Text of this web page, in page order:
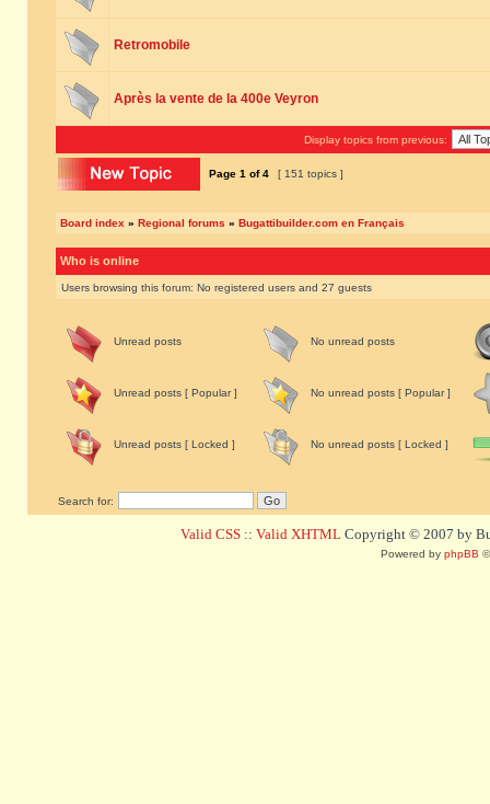
Retromobile
Après la vente de la 400e Veyron
Display topics from previous:
Page 1 of4 [ 151 topics ]
Board index » Regional forums » Bugattibuilder.com en Français
Who is online
Users browsing this forum: No registered users and 27 guests
Unread posts No unread posts
Unread posts [ Popular ] No unread posts [ Popular ]
Unread posts [ Locked ] No unread posts [ Locked ]
Search for:
Valid CSS :: Valid XHTML Copyright © 2007 by
Powered by phpBB